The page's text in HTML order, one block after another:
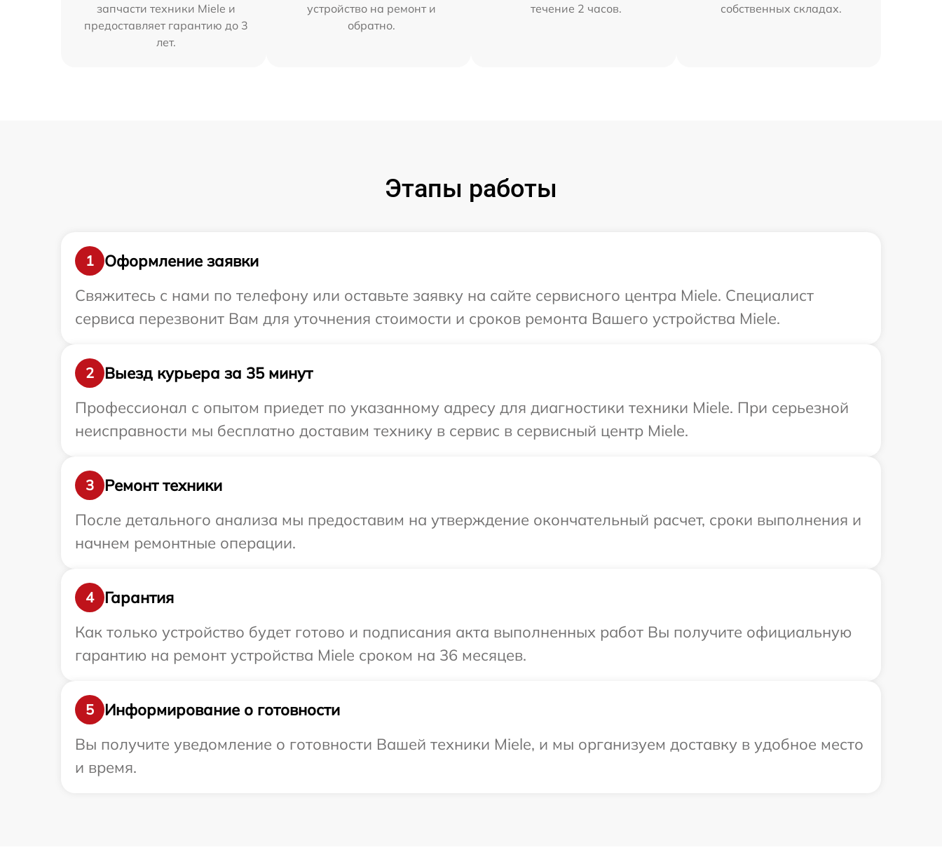
запчасти техники Miele и
предоставляет гарантию до 3
лет.
устройство на ремонт и
обратно.
течение 2 часов.
собственных складах.
Этапы работы
1
Оформление заявки
Свяжитесь с нами по телефону или оставьте заявку на сайте сервисного центра Miele. Специалист
сервиса перезвонит Вам для уточнения стоимости и сроков ремонта Вашего устройства Miele.
2
Выезд курьера за 35 минут
Профессионал с опытом приедет по указанному адресу для диагностики техники Miele. При серьезной
неисправности мы бесплатно доставим технику в сервис в сервисный центр Miele.
3
Ремонт техники
После детального анализа мы предоставим на утверждение окончательный расчет, сроки выполнения и
начнем ремонтные операции.
4
Гарантия
Как только устройство будет готово и подписания акта выполненных работ Вы получите официальную
гарантию на ремонт устройства Miele сроком на 36 месяцев.
5
Информирование о готовности
Вы получите уведомление о готовности Вашей техники Miele, и мы организуем доставку в удобное место
и время.